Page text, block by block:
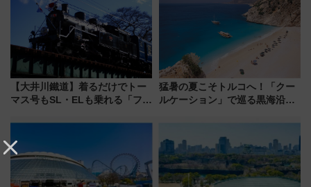
してみない？
【大井川鐵道】着るだけでトー
マス号もSL・ELも乗れる「フリ
受注販売
猛暑の夏こそトルコへ！「クー
ルケーション」で巡る黒海沿岸
連検索数が前年比237％増、ナ
ショジオも認める『2026年に訪
れるべき世界の旅先』